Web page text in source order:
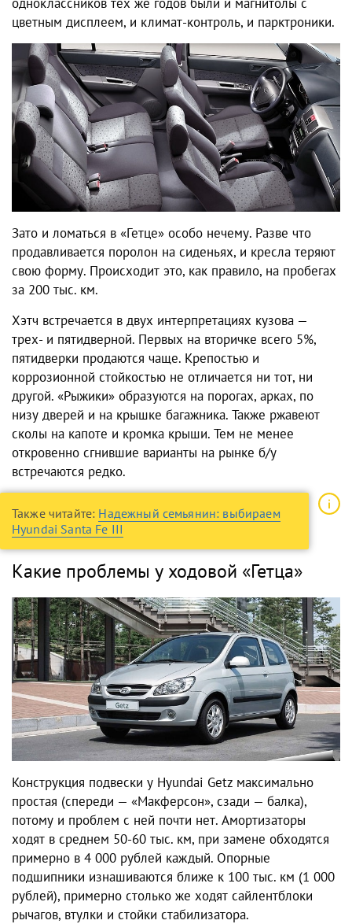
цветным дисплеем, и климат-контроль, и парктроники.
Зато и ломаться в «Гетце» особо нечему. Разве что
продавливается поролон на сиденьях, и кресла теряют
свою форму. Происходит это, как правило, на пробегах
за 200 тыс. км.
Хэтч встречается в двух интерпретациях кузова —
трех- и пятидверной. Первых на вторичке всего 5%,
пятидверки продаются чаще. Крепостью и
коррозионной стойкостью не отличается ни тот, ни
другой. «Рыжики» образуются на порогах, арках, по
низу дверей и на крышке багажника. Также ржавеют
сколы на капоте и кромка крыши. Тем не менее
откровенно сгнившие варианты на рынке б/у
встречаются редко.
Также читайте: Надежный семьянин: выбираем
Hyundai Santa Fe III
Какие проблемы у ходовой «Гетца»
Конструкция подвески у Hyundai Getz максимально
простая (спереди — «Макферсон», сзади — балка),
потому и проблем с ней почти нет. Амортизаторы
ходят в среднем 50-60 тыс. км, при замене обходятся
примерно в 4 000 рублей каждый. Опорные
подшипники изнашиваются ближе к 100 тыс. км (1 000
рублей), примерно столько же ходят сайлентблоки
рычагов, втулки и стойки стабилизатора.